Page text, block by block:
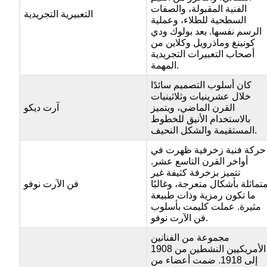
التعبيرية التجريدية
الفنية المقبولة، والصفات
السطحية للطلاء، وعملية
الرسم نفسها. يعد بولوك ودي
كونينغ وماذرويل وكلاين من
أصحاب التعبيرات التجريدية
المهمة.
آرت ديكو
كان أسلوب التصميم سائدًا
خلال عشرينيات وثلاثينيات
القرن الماضي، ويتميز
بالاستخدام الأنيق للخطوط
المستقيمة والشكل النحيف.
فن الآرت نوفو
حركة فنية زخرفية ظهرت في
أواخر القرن التاسع عشر.
تتميز بزخرفة كثيفة غير
بأشكال متعرجة، وغالبًا
ما تكون رمزية وذات طبيعة
مثيرة. عملت كليمت بأسلوب
فن الآرت نوفو.
مجموعة من الفنانين
الأمريكيين النشطين من 1908
إلى 1918. ضمت أعضاء من